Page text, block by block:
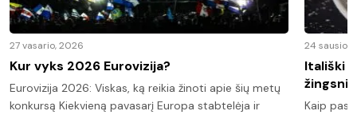
27 vasario, 2026
Kur vyks 2026 Eurovizija?
Eurovizija 2026: Viskas, ką reikia žinoti apie šių metų
konkursą Kiekvieną pavasarį Europa stabtelėja ir
24 sausio,
Itališki
Kaip